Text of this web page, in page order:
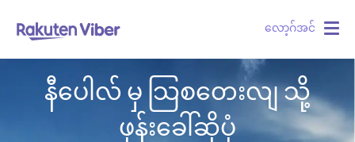
လော့ဂ်အင်
နီပေါလ် မှ သြစတေးလျ သို့
ဖုန်းခေါ်ဆိုပုံ